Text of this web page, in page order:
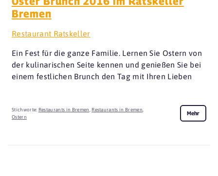
Bremen
Restaurant Ratskeller
Ein Fest für die ganze Familie. Lernen Sie Ostern von
der kulinarischen Seite kennen und genießen Sie bei
einem festlichen Brunch den Tag mit Ihren Lieben
Stichworte: Restaurants in Bremen, Restaurants in Bremen,
Ostern
Mehr